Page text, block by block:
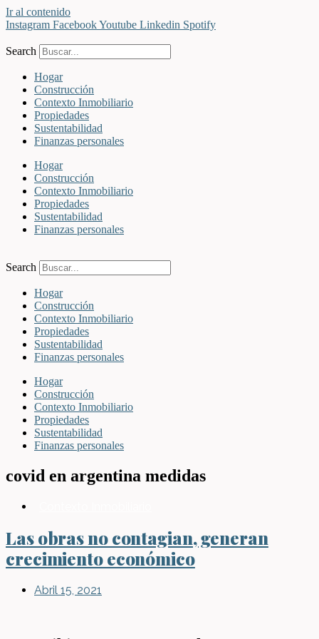
Ir al contenido
Instagram FacebookYoutube Linkedin Spotify
Search
Hogar
Construcción
Contexto Inmobiliario
Propiedades
Sustentabilidad
Finanzas personales
Hogar
Construcción
Contexto Inmobiliario
Propiedades
Sustentabilidad
Finanzas personales
Search
Hogar
Construcción
Contexto Inmobiliario
Propiedades
Sustentabilidad
Finanzas personales
Hogar
Construcción
Contexto Inmobiliario
Propiedades
Sustentabilidad
Finanzas personales
covid en argentina medidas
Las obras no contagian, generan
crecimiento económico
Abril 15, 2021